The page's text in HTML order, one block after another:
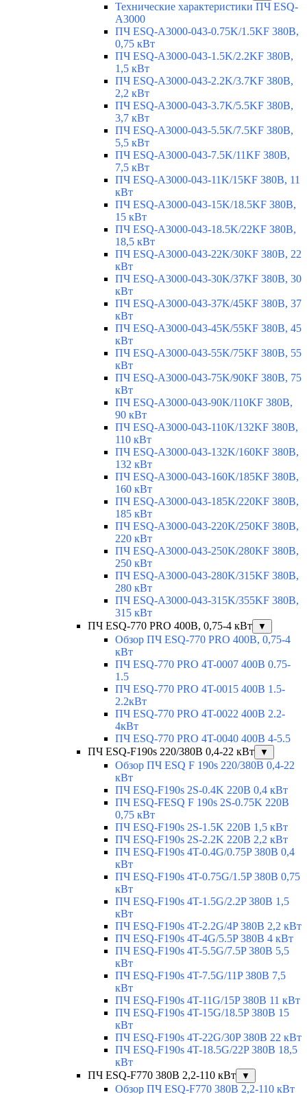
Технические характеристики ПЧ ESQ-
A3000
ПЧ ESQ-A3000-043-0.75K/1.5KF 380В,
0,75 кВт
ПЧ ESQ-A3000-043-1.5K/2.2KF 380В,
1,5 кВт
ПЧ ESQ-A3000-043-2.2K/3.7KF 380В,
2,2 кВт
ПЧ ESQ-A3000-043-3.7K/5.5KF 380В,
3,7 кВт
ПЧ ESQ-A3000-043-5.5K/7.5KF 380В,
5,5 кВт
ПЧ ESQ-A3000-043-7.5K/11KF 380В,
7,5 кВт
ПЧ ESQ-A3000-043-11K/15KF 380В, 11
кВт
ПЧ ESQ-A3000-043-15K/18.5KF 380В,
15 кВт
ПЧ ESQ-A3000-043-18.5K/22KF 380В,
18,5 кВт
ПЧ ESQ-A3000-043-22K/30KF 380В, 22
кВт
ПЧ ESQ-A3000-043-30K/37KF 380В, 30
кВт
ПЧ ESQ-A3000-043-37K/45KF 380В, 37
кВт
ПЧ ESQ-A3000-043-45K/55KF 380В, 45
кВт
ПЧ ESQ-A3000-043-55K/75KF 380В, 55
кВт
ПЧ ESQ-A3000-043-75K/90KF 380В, 75
кВт
ПЧ ESQ-A3000-043-90K/110KF 380В,
90 кВт
ПЧ ESQ-A3000-043-110K/132KF 380В,
110 кВт
ПЧ ESQ-A3000-043-132K/160KF 380В,
132 кВт
ПЧ ESQ-A3000-043-160K/185KF 380В,
160 кВт
ПЧ ESQ-A3000-043-185K/220KF 380В,
185 кВт
ПЧ ESQ-A3000-043-220K/250KF 380В,
220 кВт
ПЧ ESQ-A3000-043-250K/280KF 380В,
250 кВт
ПЧ ESQ-A3000-043-280K/315KF 380В,
280 кВт
ПЧ ESQ-A3000-043-315K/355KF 380В,
315 кВт
ПЧ ESQ-770 PRO 400В, 0,75-4 кВт
▼
Обзор ПЧ ESQ-770 PRO 400В, 0,75-4
кВт
ПЧ ESQ-770 PRO 4T-0007 400В 0.75-
1.5
ПЧ ESQ-770 PRO 4T-0015 400В 1.5-
2.2кВт
ПЧ ESQ-770 PRO 4T-0022 400В 2.2-
4кВт
ПЧ ESQ-770 PRO 4T-0040 400В 4-5.5
ПЧ ESQ-F190s 220/380В 0,4-22 кВт
▼
Обзор ПЧ ESQ F 190s 220/380В 0,4-22
кВт
ПЧ ESQ-F190s 2S-0.4K 220В 0,4 кВт
ПЧ ESQ-FESQ F 190s 2S-0.75K 220В
0,75 кВт
ПЧ ESQ-F190s 2S-1.5K 220В 1,5 кВт
ПЧ ESQ-F190s 2S-2.2K 220В 2,2 кВт
ПЧ ESQ-F190s 4T-0.4G/0.75P 380В 0,4
кВт
ПЧ ESQ-F190s 4T-0.75G/1.5P 380В 0,75
кВт
ПЧ ESQ-F190s 4T-1.5G/2.2P 380В 1,5
кВт
ПЧ ESQ-F190s 4T-2.2G/4P 380В 2,2 кВт
ПЧ ESQ-F190s 4T-4G/5.5P 380В 4 кВт
ПЧ ESQ-F190s 4T-5.5G/7.5P 380В 5,5
кВт
ПЧ ESQ-F190s 4T-7.5G/11P 380В 7,5
кВт
ПЧ ESQ-F190s 4T-11G/15P 380В 11 кВт
ПЧ ESQ-F190s 4T-15G/18.5P 380В 15
кВт
ПЧ ESQ-F190s 4T-22G/30P 380В 22 кВт
ПЧ ESQ-F190s 4T-18.5G/22P 380В 18,5
кВт
ПЧ ESQ-F770 380В 2,2-110 кВт
▼
Обзор ПЧ ESQ-F770 380В 2,2-110 кВт